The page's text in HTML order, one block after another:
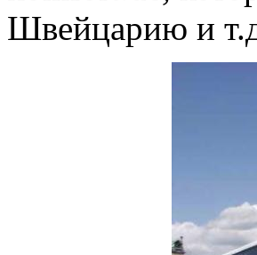
Швейцарию и